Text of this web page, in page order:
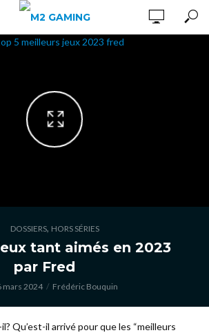
DOSSIERS, HORS SÉRIES
tant aimés en 2023
par Fred
mars 2024 Frédéric Bouquin
Qu’est-il arrivé pour que les “meilleurs